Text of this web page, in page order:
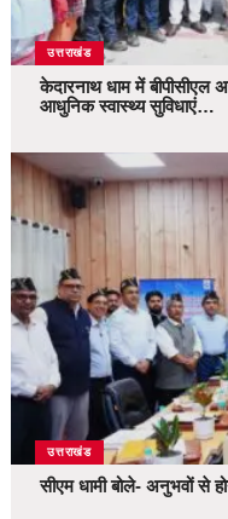
उत्तराखंड
केदारनाथ धाम में बीपीसीएल
आधुनिक स्वास्थ्य सुविधाएं…
उत्तराखंड
सीएम धामी बोले- अनुभवों से